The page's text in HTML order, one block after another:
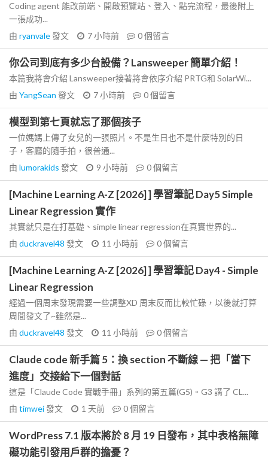
Coding agent 能改前端、開啟預覽站、登入、點完流程，最後附上
一張成功...
由 ryanvale發文 7 小時前 0個留言
你公司到底有多少台設備？Lansweeper 簡單介紹！
本篇我將會介紹 Lansweeper接著將會依序介紹 PRTG和 SolarWi...
由 YangSean 發文 7 小時前 0個留言
模型到第七頁就忘了那個孩子
一位媽媽上傳了女兒的一張照片。不是生日也不是什麼特別的日
子，客廳的隨手拍，很普通...
由 lumorakids 發文 9 小時前 0個留言
[Machine Learning A-Z [2026] ] 學習筆記 Day5 Simple
Linear Regression 實作
其實就只是在打基礎、simple linear regression在真實世界的...
由 duckravel48 發文 11 小時前 0個留言
[Machine Learning A-Z [2026] ] 學習筆記 Day4 - Simple
Linear Regression
經過一個周末發現需要一些調整XD 周末反而比較忙碌，以後就打算
周間發文了~雖然是...
由 duckravel48 發文 11 小時前 0個留言
Claude code 新手篇 5：換 section 不斷線 — 把「當下
進度」交接給下一個對話
這是「Claude Code 實戰手冊」系列的第五篇(G5)。G3 講了 CL...
由 timwei發文 1 天前 0個留言
WordPress 7.1 版本將於 8 月 19 日發布，其中表格無障
礙功能引發用戶群的擔憂？